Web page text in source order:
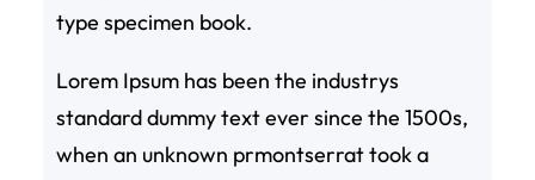
type specimen book.
Lorem Ipsum has been the industrys
standard dummy text ever since the 1500s,
when an unknown prmontserrat took a